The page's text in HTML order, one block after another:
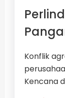
Konflik
Kencana